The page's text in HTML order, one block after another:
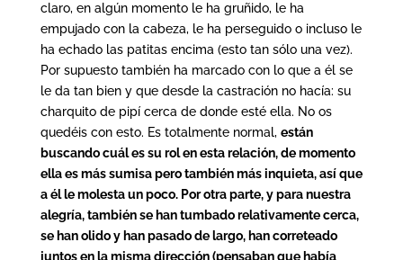
claro, en algún momento le ha gruñido, le ha
empujado con la cabeza, le ha perseguido o incluso le
ha echado las patitas encima (esto tan sólo una vez).
Por supuesto también ha marcado con lo que a él se
le da tan bien y que desde la castración no hacía: su
charquito de pipí cerca de donde esté ella. No os
quedéis con esto. Es totalmente normal, están
buscando cuál es su rol en esta relación, de momento
ella es más sumisa pero también más inquieta, así que
a él le molesta un poco. Por otra parte, y para nuestra
alegría, también se han tumbado relativamente cerca,
se han olido y han pasado de largo, han correteado
juntos en la misma dirección (pensaban que había